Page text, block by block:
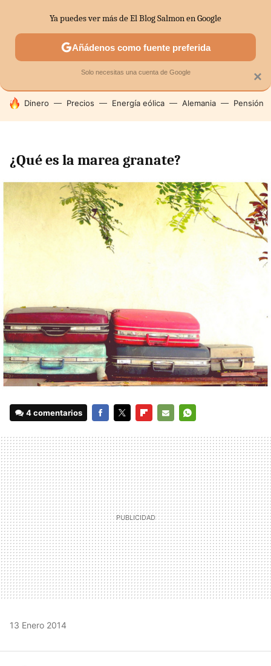
SECTORES ECONOMÍA DOMÉSTICA MERCADOS
HOY SE HABLA DE
Dinero Precios Energía eólica Alemania Pensión
¿Qué es la marea granate?
4 comentarios
MAIL
13 Enero 2014
×
Ya puedes ver más de El Blog Salmon en Google
Añádenos como fuente preferida
Solo necesitas una cuenta de Google